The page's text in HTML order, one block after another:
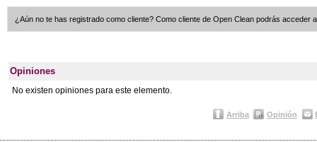
¿Aún no te has registrado como cliente? Como cliente de Open Clean podrás
Opiniones
No existen opiniones para este elemento.
Arriba Opinión